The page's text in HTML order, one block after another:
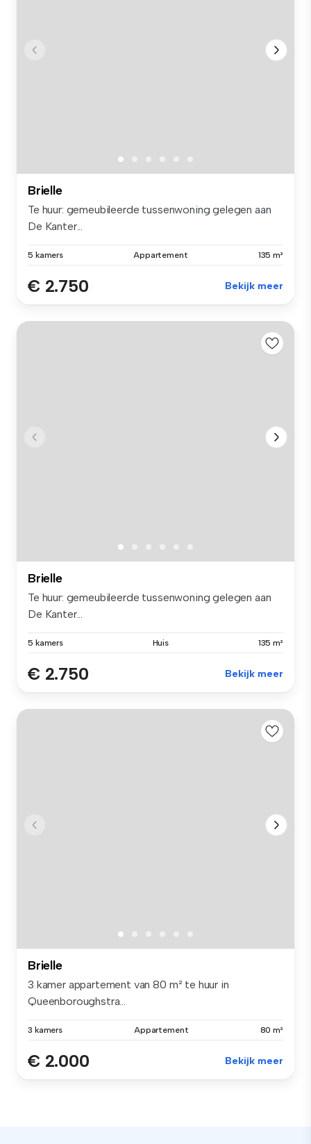
Brielle
Te huur: gemeubileerde tussenwoning gelegen aan
De Kanter...
5 kamers Appartement 135 m²
€ 2.750 Bekijk meer
Brielle
Te huur: gemeubileerde tussenwoning gelegen aan
De Kanter...
5 kamers Huis 135 m²
€ 2.750 Bekijk meer
Brielle
3 kamer appartement van 80 m² te huur in
Queenboroughstra...
3 kamers Appartement 80 m²
€ 2.000 Bekijk meer